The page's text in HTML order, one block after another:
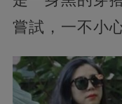
嘗試，一不小